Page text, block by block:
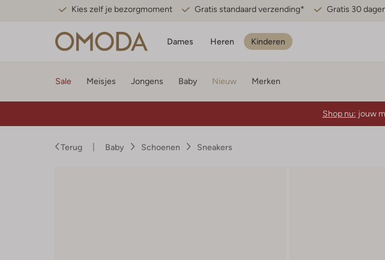
Kies zelf je bezorgmoment Gratis standaard verzending* Gratis 30
Dames Heren Kinderen
Sale Meisjes Jongens Baby Nieuw Merken
Shop nu: jouw
Terug Baby Schoenen Sneakers